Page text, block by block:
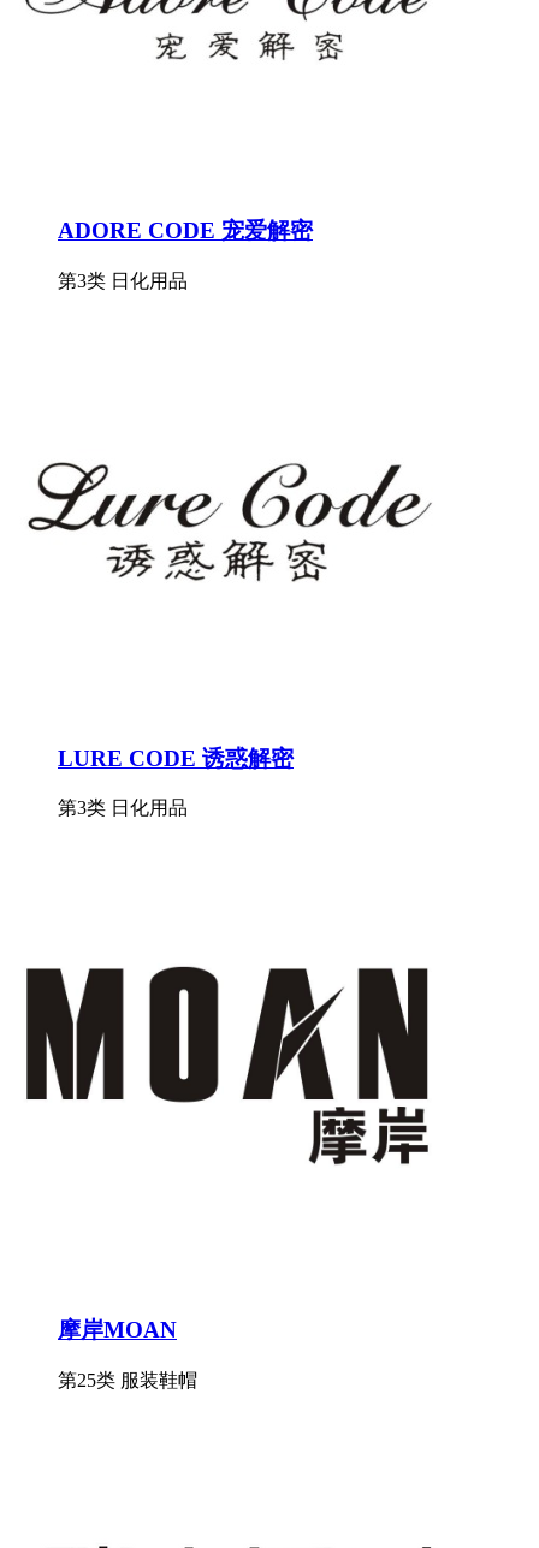
ADORE CODE 宠爱解密
第3类 日化用品
LURE CODE 诱惑解密
第3类 日化用品
摩岸MOAN
第25类 服装鞋帽